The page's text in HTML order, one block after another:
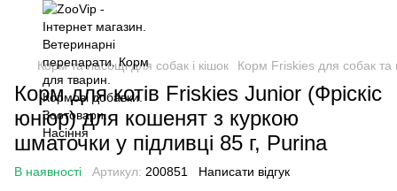
Корм та ласощі для собак і кішок Корм Friskies для собак та
Корм для котів Friskies Junior (Фріскіс
юніор) для кошенят з куркою
шматочки у підливці 85 г, Purina
В наявності Артикул: 200851 Написати відгук